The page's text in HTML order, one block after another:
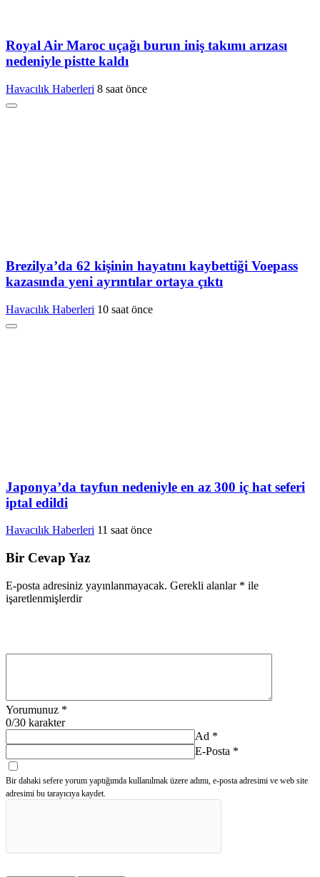
Royal Air Maroc uçağı burun iniş takımı arızası
nedeniyle pistte kaldı
Havacılık Haberleri 8 saat önce
Brezilya’da 62 kişinin hayatını kaybettiği Voepass
kazasında yeni ayrıntılar ortaya çıktı
Havacılık Haberleri 10 saat önce
Japonya’da tayfun nedeniyle en az 300 iç hat seferi
iptal edildi
Havacılık Haberleri 11 saat önce
Bir Cevap Yaz
E-posta adresiniz yayınlanmayacak. Gerekli alanlar * ile
işaretlenmişlerdir
Yorumunuz *
0/30 karakter
Ad *
E-Posta *
Bir dahaki sefere yorum yaptığımda kullanılmak üzere adımı, e-posta adresimi ve web site
adresimi bu tarayıcıya kaydet.